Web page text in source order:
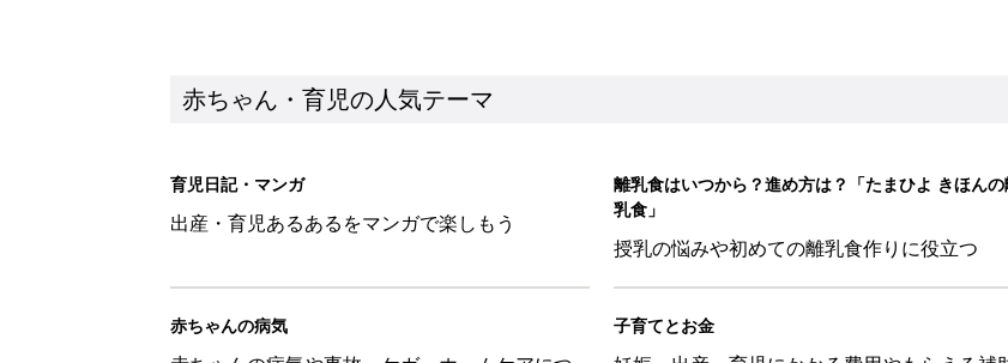
【3COINS】お外遊びのお供に！小さくたためてバッグに吊り下げられる「コンパクトレジャーシ
ート」
赤ちゃん・育児
物価高の子育てどうする？60分だけの【無料】お金の勉強会
赤ちゃん・育児